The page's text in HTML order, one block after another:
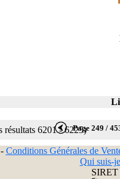
résultats 6201 - 6225)Page 249 /
Conditions Générales de
Qui suis-
SIRET